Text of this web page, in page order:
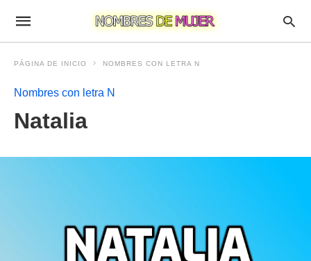
PÁGINA DE INICIO NOMBRES CON LETRA N
Nombres con letra N
Natalia